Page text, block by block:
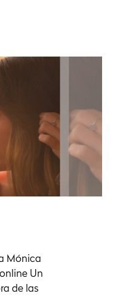
Mónica
Un
de las